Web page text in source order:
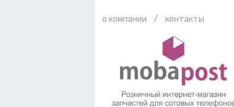
о компании / контакты